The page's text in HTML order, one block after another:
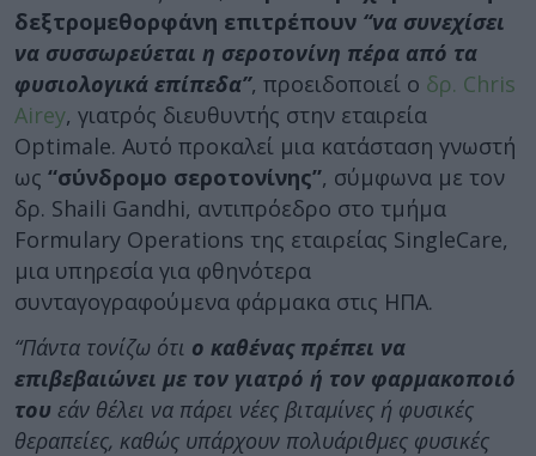
δεξτρομεθορφάνη επιτρέπουν “να συνεχίσει
να συσσωρεύεται η σεροτονίνη πέρα από τα
φυσιολογικά επίπεδα”, προειδοποιεί ο δρ. Chris
Airey, γιατρός διευθυντής στην εταιρεία
Optimale. Αυτό προκαλεί μια κατάσταση γνωστή
ως “σύνδρομο σεροτονίνης”, σύμφωνα με τον
δρ. Shaili Gandhi, αντιπρόεδρο στο τμήμα
Formulary Operations της εταιρείας SingleCare,
μια υπηρεσία για φθηνότερα
συνταγογραφούμενα φάρμακα στις ΗΠΑ.
“Πάντα τονίζω ότι ο καθένας πρέπει να
επιβεβαιώνει με τον γιατρό ή τον φαρμακοποιό
του εάν θέλει να πάρει νέες βιταμίνες ή φυσικές
θεραπείες, καθώς υπάρχουν πολυάριθμες φυσικές